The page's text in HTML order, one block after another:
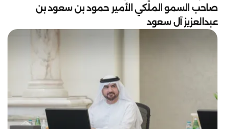
صاحب السمو الملكي الأمير حمود بن سعود بن
عبدالعزيز آل سعود